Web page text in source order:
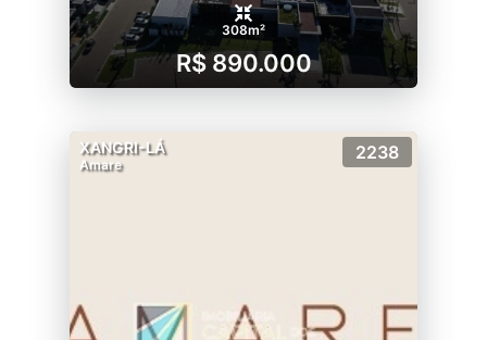
308m²
R$ 890.000
XANGRI-LÁ
Amare
2238